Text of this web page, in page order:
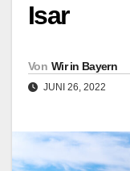
Isar
Von Wir in Bayern
JUNI 26, 2022